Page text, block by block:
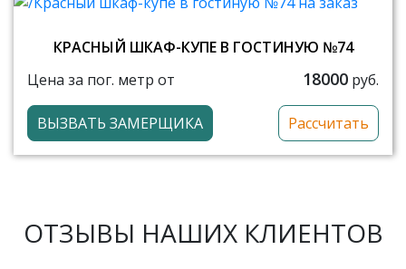
КРАСНЫЙ ШКАФ-КУПЕ В ГОСТИНУЮ №74
Цена за пог. метр от
18000 руб.
ВЫЗВАТЬ ЗАМЕРЩИКА Рассчитать
ОТЗЫВЫ НАШИХ КЛИЕНТОВ